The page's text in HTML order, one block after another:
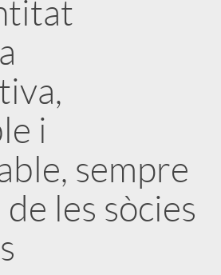
i
sempre
les sòcies